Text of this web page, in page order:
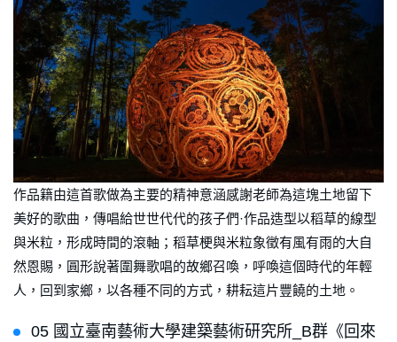
作品籍由這首歌做為主要的精神意涵感謝老師為這塊土地留下
美好的歌曲，傳唱給世世代代的孩子們·作品造型以稻草的線型
與米粒，形成時間的滾軸；稻草梗與米粒象徵有風有雨的大自
然恩賜，圓形說著圍舞歌唱的故鄉召喚，呼喚這個時代的年輕
人，回到家鄉，以各種不同的方式，耕耘這片豐饒的土地。
05 國立臺南藝術大學建築藝術研究所_B群《回來